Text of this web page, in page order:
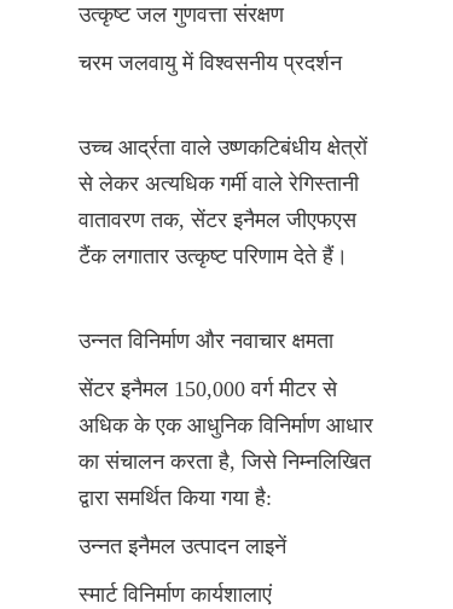
उत्कृष्ट जल गुणवत्ता संरक्षण
चरम जलवायु में विश्वसनीय प्रदर्शन
उच्च आर्द्रता वाले उष्णकटिबंधीय क्षेत्रों
से लेकर अत्यधिक गर्मी वाले रेगिस्तानी
वातावरण तक, सेंटर इनैमल जीएफएस
टैंक लगातार उत्कृष्ट परिणाम देते हैं।
उन्नत विनिर्माण और नवाचार क्षमता
सेंटर इनैमल 150,000 वर्ग मीटर से
अधिक के एक आधुनिक विनिर्माण आधार
का संचालन करता है, जिसे निम्नलिखित
द्वारा समर्थित किया गया है:
उन्नत इनैमल उत्पादन लाइनें
स्मार्ट विनिर्माण कार्यशालाएं